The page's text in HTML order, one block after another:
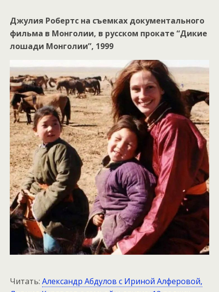
Джулия Робертс на съемках документального
фильма в Монголии, в русском прокате “Дикие
лошади Монголии”, 1999
Читать: Александр Абдулов c Ириной Алферовой,